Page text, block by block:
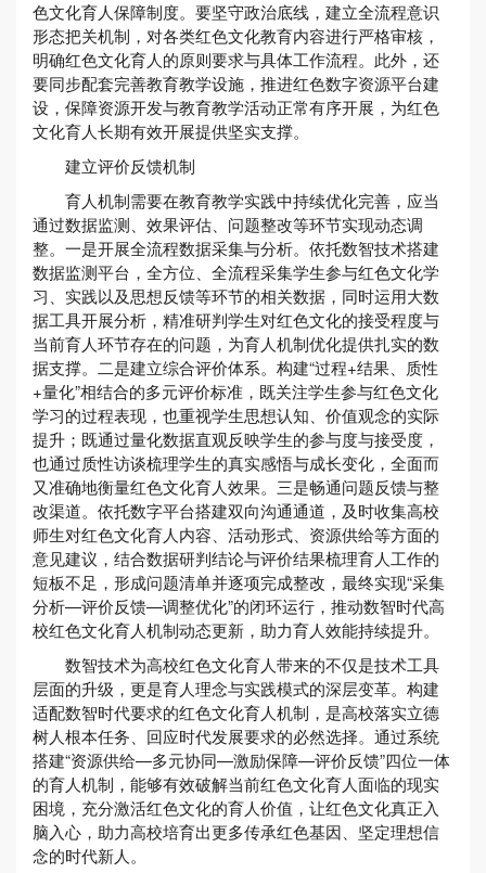
色文化育人保障制度。要坚守政治底线，建立全流程意识
形态把关机制，对各类红色文化教育内容进行严格审核，
明确红色文化育人的原则要求与具体工作流程。此外，还
要同步配套完善教育教学设施，推进红色数字资源平台建
设，保障资源开发与教育教学活动正常有序开展，为红色
文化育人长期有效开展提供坚实支撑。
建立评价反馈机制
育人机制需要在教育教学实践中持续优化完善，应当
通过数据监测、效果评估、问题整改等环节实现动态调
整。一是开展全流程数据采集与分析。依托数智技术搭建
数据监测平台，全方位、全流程采集学生参与红色文化学
习、实践以及思想反馈等环节的相关数据，同时运用大数
据工具开展分析，精准研判学生对红色文化的接受程度与
当前育人环节存在的问题，为育人机制优化提供扎实的数
据支撑。二是建立综合评价体系。构建“过程+结果、质性
+量化”相结合的多元评价标准，既关注学生参与红色文化
学习的过程表现，也重视学生思想认知、价值观念的实际
提升；既通过量化数据直观反映学生的参与度与接受度，
也通过质性访谈梳理学生的真实感悟与成长变化，全面而
又准确地衡量红色文化育人效果。三是畅通问题反馈与整
改渠道。依托数字平台搭建双向沟通通道，及时收集高校
师生对红色文化育人内容、活动形式、资源供给等方面的
意见建议，结合数据研判结论与评价结果梳理育人工作的
短板不足，形成问题清单并逐项完成整改，最终实现“采集
分析—评价反馈—调整优化”的闭环运行，推动数智时代高
校红色文化育人机制动态更新，助力育人效能持续提升。
数智技术为高校红色文化育人带来的不仅是技术工具
层面的升级，更是育人理念与实践模式的深层变革。构建
适配数智时代要求的红色文化育人机制，是高校落实立德
树人根本任务、回应时代发展要求的必然选择。通过系统
搭建“资源供给—多元协同—激励保障—评价反馈”四位一体
的育人机制，能够有效破解当前红色文化育人面临的现实
困境，充分激活红色文化的育人价值，让红色文化真正入
脑入心，助力高校培育出更多传承红色基因、坚定理想信
念的时代新人。